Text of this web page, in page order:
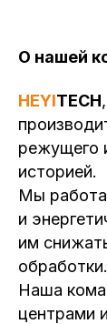
О нашей
HEYITECH
режущего
историей.
Мы
и
им
обработки.
Наша
центрами